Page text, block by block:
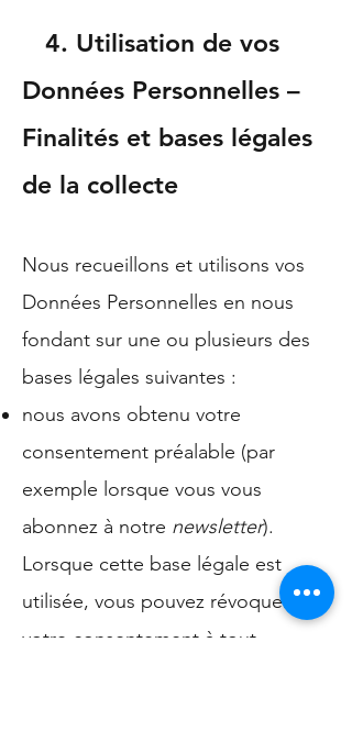
4. Utilisation de vos
Données Personnelles –
Finalités et bases légales
de la collecte
Nous recueillons et utilisons vos
Données Personnelles en nous
fondant sur une ou plusieurs des
bases légales suivantes :
nous avons obtenu votre
consentement préalable (par
exemple lorsque vous vous
abonnez à notre newsletter).
Lorsque cette base légale est
utilisée, vous pouvez révoquer
votre consentement à tout